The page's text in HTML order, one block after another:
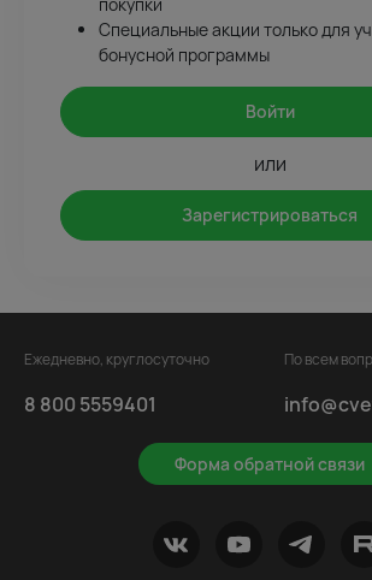
Специальные акции только для
бонусной программы
Войти
или
Зарегистрироваться
Ежедневно, круглосуточно
8 800 5559401
Форма обратной связи
По всем